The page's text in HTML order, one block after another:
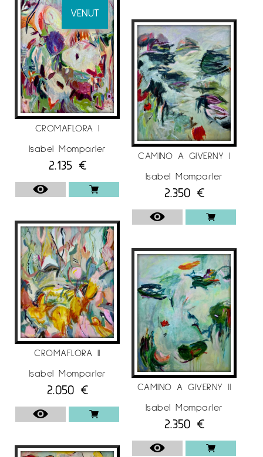
VENUT
CROMAFLORA I
Isabel Momparler
2.135 €
CROMAFLORA II
Isabel Momparler
2.050 €
CAMINO A GIVERNY I
Isabel Momparler
2.350 €
CAMINO A GIVERNY II
Isabel Momparler
2.350 €